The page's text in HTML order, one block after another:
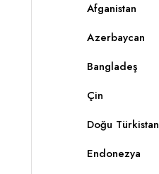
Afganistan
Azerbaycan
Bangladeş
Çin
Doğu Türkistan
Endonezya